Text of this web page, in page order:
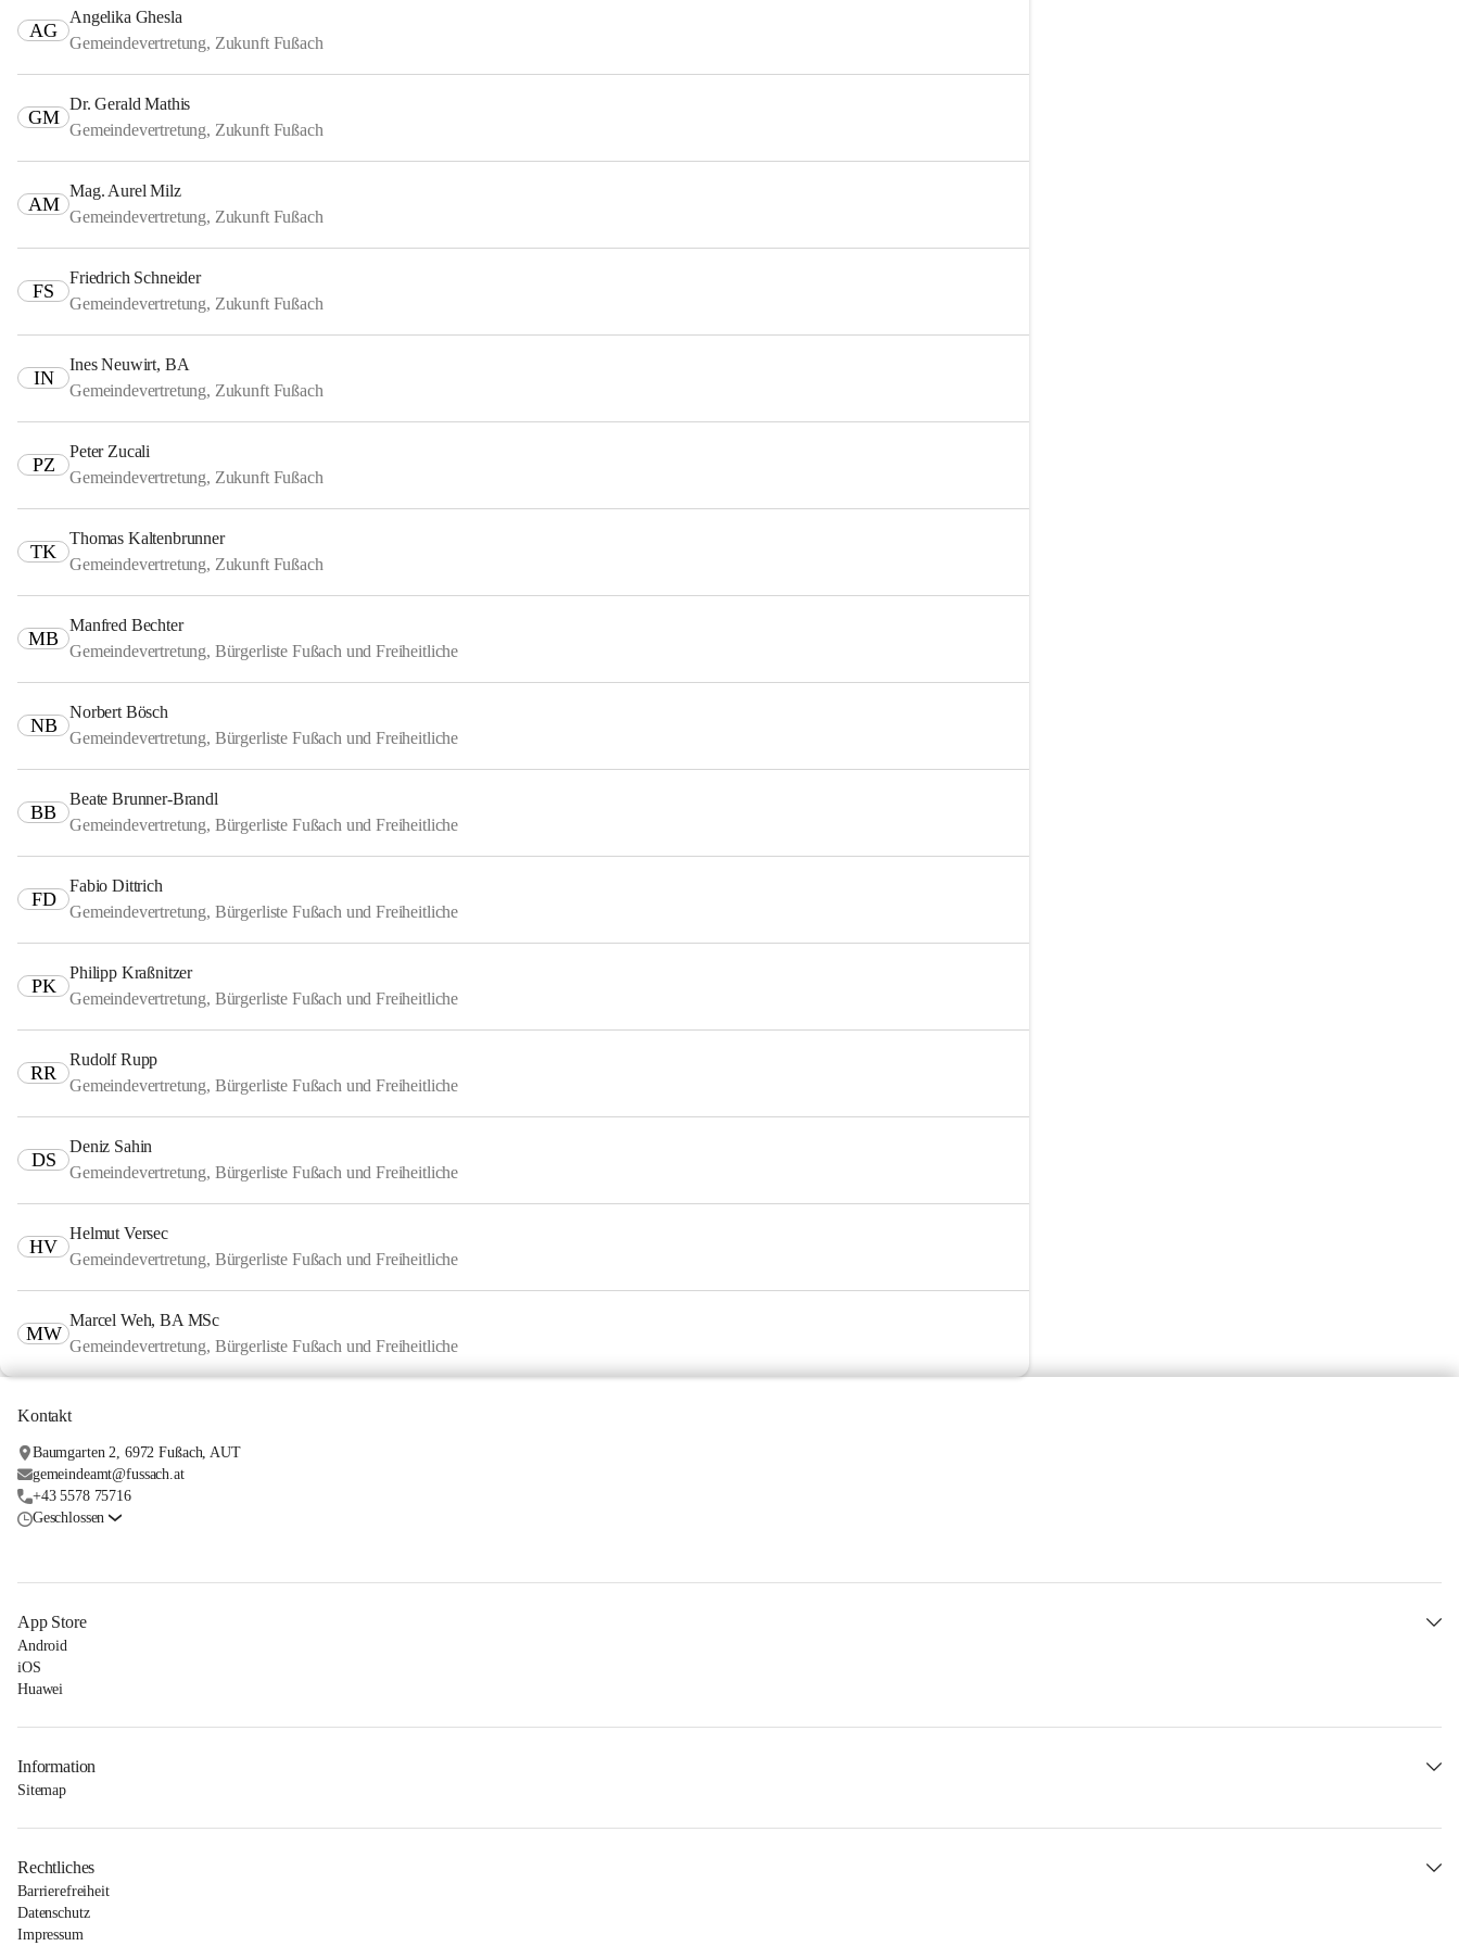
AG
Angelika Ghesla
Gemeindevertretung, Zukunft Fußach
GM
Dr. Gerald Mathis
Gemeindevertretung, Zukunft Fußach
AM
Mag. Aurel Milz
Gemeindevertretung, Zukunft Fußach
FS
Friedrich Schneider
Gemeindevertretung, Zukunft Fußach
IN
Ines Neuwirt, BA
Gemeindevertretung, Zukunft Fußach
PZ
Peter Zucali
Gemeindevertretung, Zukunft Fußach
TK
Thomas Kaltenbrunner
Gemeindevertretung, Zukunft Fußach
MB
Manfred Bechter
Gemeindevertretung, Bürgerliste Fußach und Freiheitliche
NB
Norbert Bösch
Gemeindevertretung, Bürgerliste Fußach und Freiheitliche
BB
Beate Brunner-Brandl
Gemeindevertretung, Bürgerliste Fußach und Freiheitliche
FD
Fabio Dittrich
Gemeindevertretung, Bürgerliste Fußach und Freiheitliche
PK
Philipp Kraßnitzer
Gemeindevertretung, Bürgerliste Fußach und Freiheitliche
RR
Rudolf Rupp
Gemeindevertretung, Bürgerliste Fußach und Freiheitliche
DS
Deniz Sahin
Gemeindevertretung, Bürgerliste Fußach und Freiheitliche
HV
Helmut Versec
Gemeindevertretung, Bürgerliste Fußach und Freiheitliche
MW
Marcel Weh, BA MSc
Gemeindevertretung, Bürgerliste Fußach und Freiheitliche
Kontakt
Baumgarten 2, 6972 Fußach, AUT
gemeindeamt@fussach.at
+43 5578 75716
Geschlossen
App Store
Android
iOS
Huawei
Information
Sitemap
Rechtliches
Barrierefreiheit
Datenschutz
Impressum